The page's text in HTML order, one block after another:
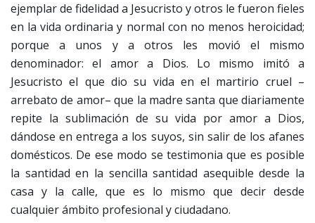
ejemplar de fidelidad a Jesucristo y otros le fueron fieles
en la vida ordinaria y normal con no menos heroicidad;
porque a unos y a otros les movió el mismo
denominador: el amor a Dios. Lo mismo imitó a
Jesucristo el que dio su vida en el martirio cruel –
arrebato de amor– que la madre santa que diariamente
repite la sublimación de su vida por amor a Dios,
dándose en entrega a los suyos, sin salir de los afanes
domésticos. De ese modo se testimonia que es posible
la santidad en la sencilla santidad asequible desde la
casa y la calle, que es lo mismo que decir desde
cualquier ámbito profesional y ciudadano.